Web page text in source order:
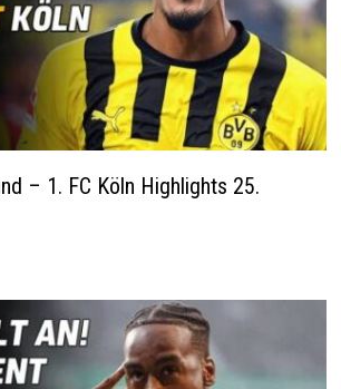
– 1. FC Köln Highlights 25.